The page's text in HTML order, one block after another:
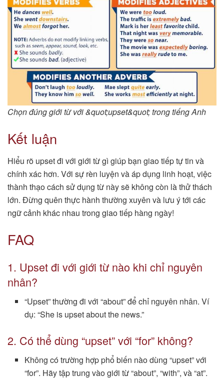
Chọn đúng giới từ với &quot;upset&quot; trong tiếng Anh
Kết luận
Hiểu rõ upset đi với giới từ gì giúp bạn giao tiếp tự tin và
chính xác hơn. Với sự rèn luyện và áp dụng linh hoạt, việc
thành thạo cách sử dụng từ này sẽ không còn là thử thách
lớn. Đừng quên thực hành thường xuyên và lưu ý tới các
ngữ cảnh khác nhau trong giao tiếp hàng ngày!
FAQ
1. Upset đi với giới từ nào khi chỉ nguyên
nhân?
“Upset” thường đi với “about” để chỉ nguyên nhân. Ví
dụ: “She is upset about the news.”
2. Có thể dùng “upset” với “for” không?
Không có trường hợp phổ biến nào dùng “upset” với
“for”. Hãy tập trung vào giới từ “about”, “with”, và “at”.